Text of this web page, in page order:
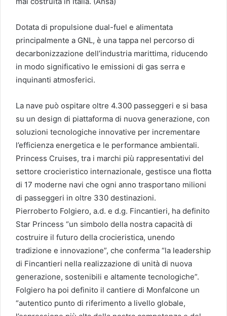
Dotata di propulsione dual-fuel e alimentata
principalmente a GNL, è una tappa nel percorso di
decarbonizzazione dell’industria marittima, riducendo
in modo significativo le emissioni di gas serra e
inquinanti atmosferici.
La nave può ospitare oltre 4.300 passeggeri e si basa
su un design di piattaforma di nuova generazione, con
soluzioni tecnologiche innovative per incrementare
l’efficienza energetica e le performance ambientali.
Princess Cruises, tra i marchi più rappresentativi del
settore crocieristico internazionale, gestisce una flotta
di 17 moderne navi che ogni anno trasportano milioni
di passeggeri in oltre 330 destinazioni.
Pierroberto Folgiero, a.d. e d.g. Fincantieri, ha definito
Star Princess “un simbolo della nostra capacità di
costruire il futuro della crocieristica, unendo
tradizione e innovazione”, che conferma “la leadership
di Fincantieri nella realizzazione di unità di nuova
generazione, sostenibili e altamente tecnologiche”.
Folgiero ha poi definito il cantiere di Monfalcone un
“autentico punto di riferimento a livello globale,